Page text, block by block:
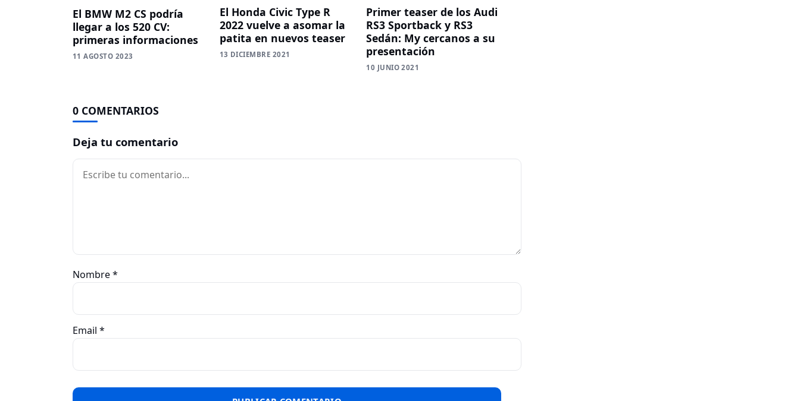
El BMW M2 CS podría
llegar a los 520 CV:
primeras informaciones
11 AGOSTO 2023
El Honda Civic Type R
2022 vuelve a asomar la
patita en nuevos teaser
13 DICIEMBRE 2021
Primer teaser de los Audi
RS3 Sportback y RS3
Sedán: My cercanos a su
presentación
10 JUNIO 2021
0 COMENTARIOS
Deja tu comentario
Comentario
Nombre*
Email *